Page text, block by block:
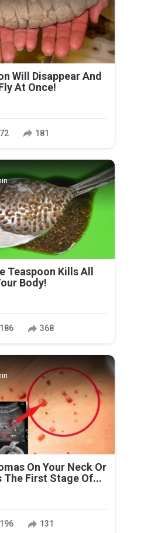
Will Disappear And
At Once!
72 181
Teaspoon Kills All
Body!
186 368
On Your Neck Or
The First Stage Of...
196 131